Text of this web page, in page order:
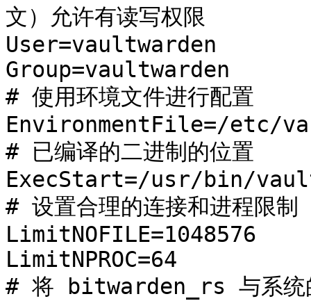
文）允许有读写权限
User=vaultwarden
Group=vaultwarden
# 使用环境文件进行配置
EnvironmentFile=/etc/
# 已编译的二进制的位置
ExecStart=/usr/bin/
# 设置合理的连接和进程限制
LimitNOFILE=1048576
LimitNPROC=64
# 将 bitwarden_rs 与系统